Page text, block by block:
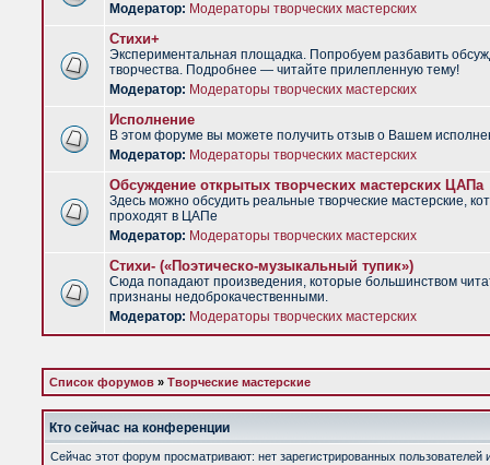
Модератор: Модераторы творческих мастерских
Стихи+
Экспериментальная площадка. Попробуем разбавить
творчества. Подробнее — читайте прилепленную тему!
Модератор: Модераторы творческих мастерских
Исполнение
В этом форуме вы можете получить отзыв о Вашем
Модератор: Модераторы творческих мастерских
Обсуждение открытых творческих мастерских ЦАПа
Здесь можно обсудить реальные творческие мастерские,
проходят в ЦАПе
Модератор: Модераторы творческих мастерских
Стихи- («Поэтическо-музыкальный тупик»)
Сюда попадают произведения, которые большинством
признаны недоброкачественными.
Модератор: Модераторы творческих мастерских
Список форумов » Творческие мастерские
Кто сейчас на конференции
Сейчас этот форум просматривают: нет зарегистрированных пользователей